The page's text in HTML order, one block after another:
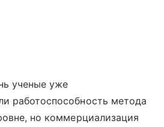
ученые уже
работоспособность метода
но коммерциализация